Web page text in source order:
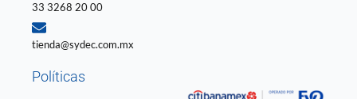
33 3268 20 00
tienda@sydec.com.mx
Políticas